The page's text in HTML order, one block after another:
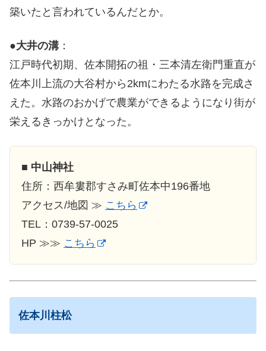
築いたと言われているんだとか。
●大井の溝：
江戸時代初期、佐本開拓の祖・三本清左衛門重直が
佐本川上流の大谷村から2kmにわたる水路を完成さ
えた。水路のおかげで農業ができるようになり街が
栄えるきっかけとなった。
■ 中山神社
住所：西牟婁郡すさみ町佐本中196番地
アクセス/地図 ≫ こちら
TEL：0739-57-0025
HP ≫≫ こちら
佐本川柱松